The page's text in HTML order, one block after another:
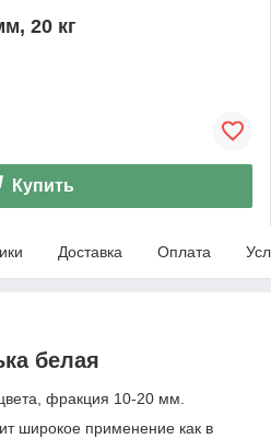
20 кг
Купить
Доставка Оплата
белая
фракция 10-20 мм.
широкое применение как в